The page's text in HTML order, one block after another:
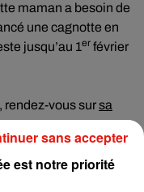
maman a besoin de
une cagnotte en
jusqu’au 1er février
rendez-vous sursa
est notre priorité
sans accepter